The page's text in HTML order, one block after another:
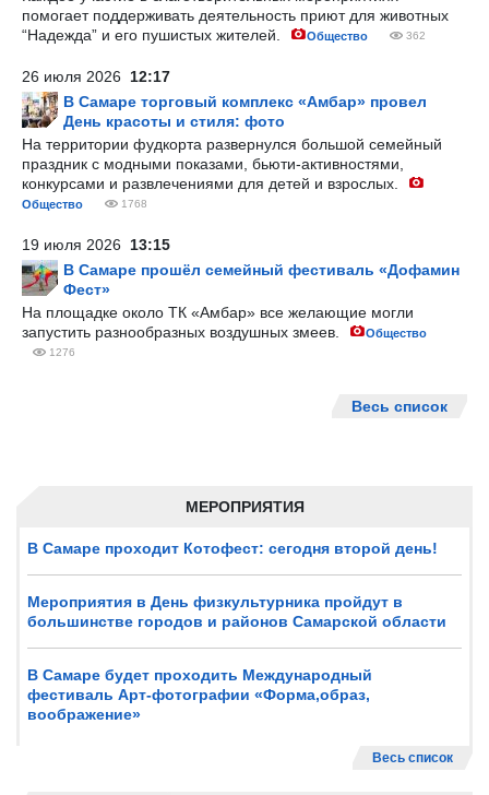
МЕРОПРИЯТИЯ
В Самаре проходит Котофест: сегодня второй день!
Мероприятия в День физкультурника пройдут в
большинстве городов и районов Самарской области
В Самаре будет проходить Международный
фестиваль Арт-фотографии «Форма,образ,
воображение»
Весь список
помогает поддерживать деятельность приют для животных
“Надежда” и его пушистых жителей.
Общество 362
26 июля 2026 12:17
В Самаре торговый комплекс «Амбар» провел
День красоты и стиля: фото
На территории фудкорта развернулся большой семейный
праздник с модными показами, бьюти-активностями,
конкурсами и развлечениями для детей и взрослых.
Общество 1768
19 июля 2026 13:15
В Самаре прошёл семейный фестиваль «Дофамин
Фест»
На площадке около ТК «Амбар» все желающие могли
запустить разнообразных воздушных змеев.
Общество
1276
Весь список